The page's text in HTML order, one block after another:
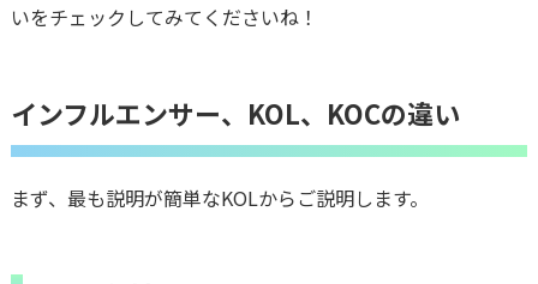
いをチェックしてみてくださいね！
インフルエンサー、KOL、KOCの違い
まず、最も説明が簡単なKOLからご説明します。